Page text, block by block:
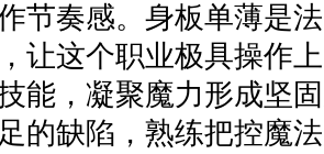
节奏感。身板单薄是
让这个职业极具操作
能，凝聚魔力形成坚
的缺陷，熟练把控魔